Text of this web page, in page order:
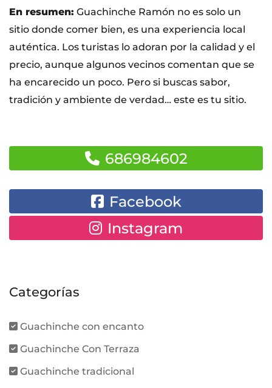
En resumen: Guachinche Ramón no es solo un
sitio donde comer bien, es una experiencia local
auténtica. Los turistas lo adoran por la calidad y el
precio, aunque algunos vecinos comentan que se
ha encarecido un poco. Pero si buscas sabor,
tradición y ambiente de verdad… este es tu sitio.
686984602
Facebook
Instagram
Categorías
Guachinche con encanto
Guachinche Con Terraza
Guachinche tradicional